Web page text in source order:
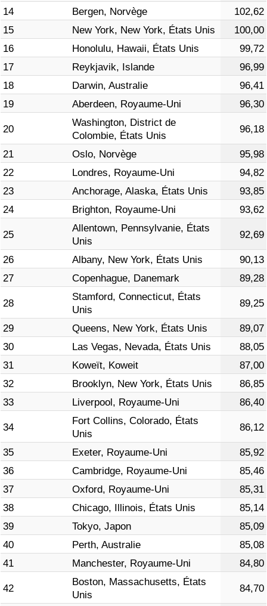
14 Bergen, Norvège
102,62
15
New York, New York, États Unis
100,00
16
Honolulu, Hawaii, États Unis
99,72
17
Reykjavik, Islande
96,99
18
Darwin, Australie
96,41
19
Aberdeen, Royaume-Uni 96,30
20
Washington, District de
Colombie, États Unis
96,18
21 Oslo, Norvège
95,98
22
Londres, Royaume-Uni
94,82
23
Anchorage, Alaska, États Unis
93,85
24
Brighton, Royaume-Uni 93,62
25
Allentown, Pennsylvanie, États
Unis
92,69
26 Albany, New York, États Unis
90,13
27
Copenhague, Danemark 89,28
28
Stamford, Connecticut, États
Unis
89,25
29 Queens, New York, États Unis
89,07
30
Las Vegas, Nevada, États Unis
88,05
31
Koweït, Koweit
87,00
32
Brooklyn, New York, États Unis
86,85
33
Liverpool, Royaume-Uni 86,40
34
Fort Collins, Colorado, États
Unis
86,12
35 Exeter, Royaume-Uni
85,92
36
Cambridge, Royaume-Uni
85,46
37
Oxford, Royaume-Uni
85,31
38
Chicago, Illinois, États Unis
85,14
39
Tokyo, Japon
85,09
40
Perth, Australie
85,08
41
Manchester, Royaume-Uni 84,80
42
Boston, Massachusetts, États
Unis
84,70